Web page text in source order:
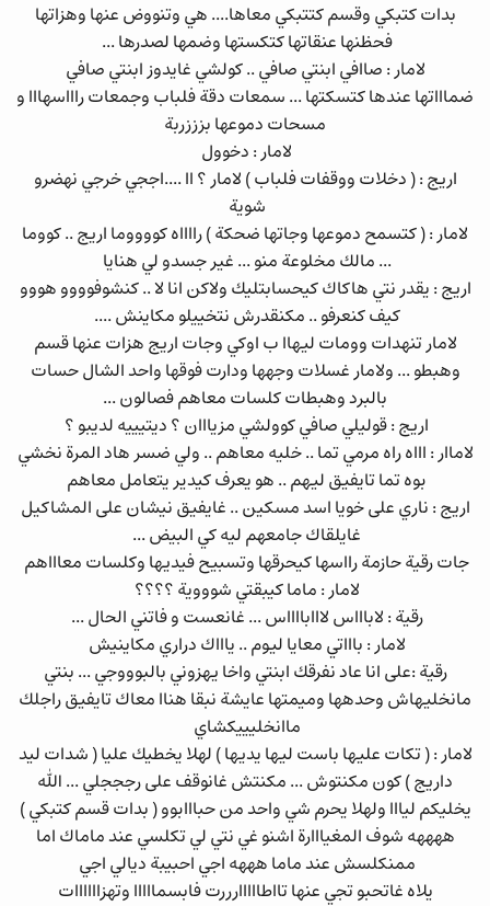
بدات كتبكي وقسم كتتبكي معاها.... هي وتنووض عنها وهزاتها
فحظنها عنقاتها كتكستها وضمها لصدرها ...
لامار : صاافي ابنتي صافي .. كولشي غايدوز ابنتي صافي
ضماااتها عندها كتسكتها ... سمعات دقة فلباب وجمعات راااسهااا و
مسحات دموعها بزززربة
لامار : دخوول
اريج : ( دخلات ووقفات فلباب ) لامار ؟ اا ....اججي خرجي نهضرو
شوية
لامار : ( كتسمح دموعها وجاتها ضحكة ) رااااه كووووما اريج .. كووما
... مالك مخلوعة منو ... غير جسدو لي هنايا
اريج : يقدر نتي هاكاك كيحسابتليك ولاكن انا لا .. كنشوفوووو هووو
كيف كنعرفو .. مكنقدرش نتخييلو مكاينش ....
لامار تنهدات وومات ليهاا ب اوكي وجات اريج هزات عنها قسم
وهبطو ... ولامار غسلات وجهها ودارت فوقها واحد الشال حسات
بالبرد وهبطات كلسات معاهم فصالون ...
اريج : قوليلي صافي كوولشي مزيااان ؟ ديتيييه لديبو ؟
لاماار : اااه راه مرمي تما .. خليه معاهم .. ولي ضسر هاد المرة نخشي
بوه تما تايفيق ليهم .. هو يعرف كيدير يتعامل معاهم
اريج : ناري على خويا اسد مسكين .. غايفيق نيشان على المشاكيل
غايلقاك جامعهم ليه كي البيض ...
جات رقية حازمة رااسها كيحرقها وتسبيح فيديها وكلسات معاااهم
لامار : ماما كيبقتي شوووية ؟؟؟؟
رقية : لاباااس لااابااااس ... غانعست و فاتني الحال ...
لامار : باااتي معايا ليوم .. ياااك دراري مكاينيش
رقية :على انا عاد نفرقك ابنتي واخا يهزوني بالبوووجي ... بنتي
مانخليهاش وحدهها وميمتها عايشة نبقا هناا معاك تايفيق راجلك
ماانخليييكشاي
لامار : ( تكات عليها باست ليها يديها ) لهلا يخطيك عليا ( شدات ليد
داريج ) كون مكنتوش ... مكنتش غانوقف على رجججلي ... الله
يخليكم ليااا ولهلا يحرم شي واحد من حبااابوو ( بدات قسم كتبكي )
ههههه شوف المغيااارة اشنو غي نتي لي تكلسي عند ماماك اما
ممنكلسش عند ماما هههه اجي احبيبة ديالي اجي
يلاه غاتحبو تجي عنها تااطااااارررت فابسمااااا وتهزاااااات